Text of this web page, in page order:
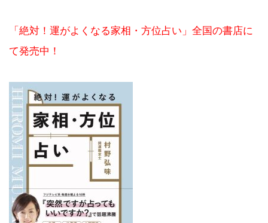
「絶対！運がよくなる家相・方位占い」全国の書店に
て発売中！